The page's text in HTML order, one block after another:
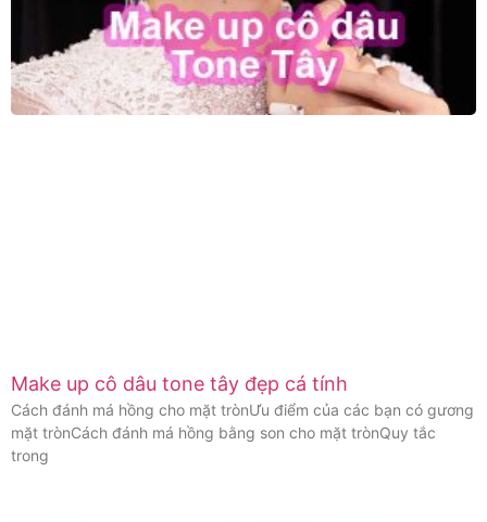
Make up cô dâu tone tây đẹp cá tính
Cách đánh má hồng cho mặt trònƯu điểm của các bạn có gương
mặt trònCách đánh má hồng bằng son cho mặt trònQuy tắc
trong